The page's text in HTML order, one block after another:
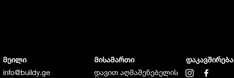
მეილი
info@buildy.ge
მისამართი
დავით აღმაშენებელის
დაკავშირება